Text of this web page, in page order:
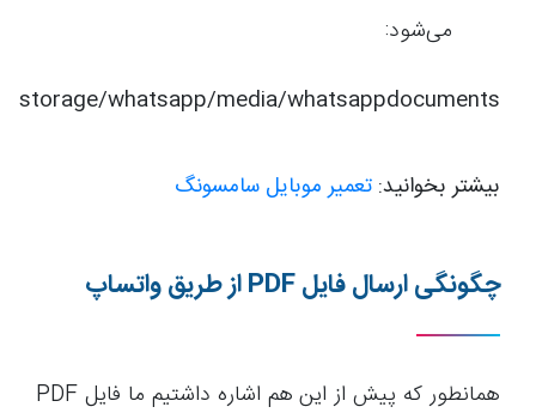
می‌شود:
storage/whatsapp/media/whatsappdocuments
بیشتر بخوانید: تعمیر موبایل سامسونگ
چگونگی ارسال فایلPDFاز طریق واتساپ
همانطور که پیش از این هم اشاره داشتیم ما فایل PDF